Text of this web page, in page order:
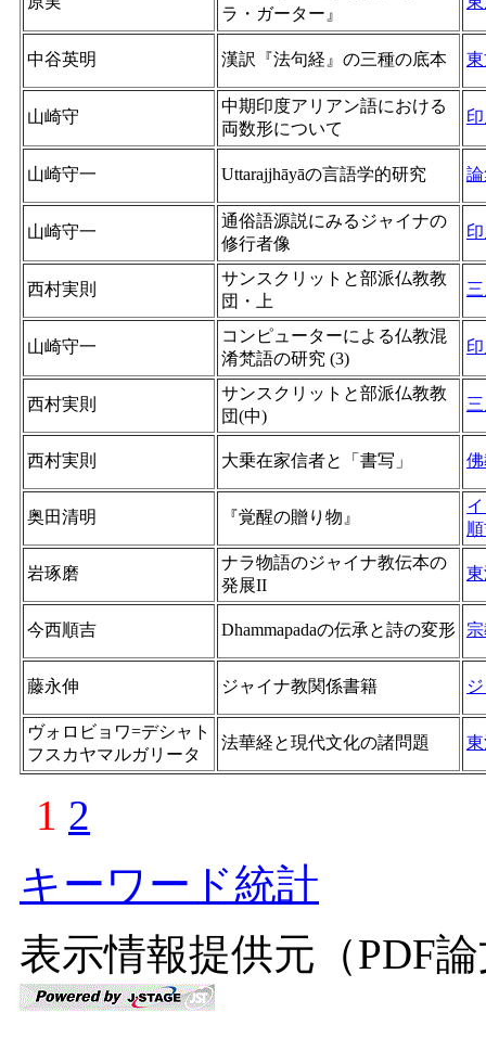
ラ・ガーター』
中谷英明 漢訳『法句経』の三種の底本
山崎守
中期印度アリアン語における
両数形について
山崎守一 Uttarajjhāyāの言語学的研究
山崎守一
通俗語源説にみるジャイナの
修行者像
西村実則
サンスクリットと部派仏教教
団・上
山崎守一
コンピューターによる仏教混
淆梵語の研究 (3)
西村実則
サンスクリットと部派仏教教
団(中)
西村実則 大乗在家信者と「書写」
奥田清明 『覚醒の贈り物』
岩琢磨
ナラ物語のジャイナ教伝本の
発展II
今西順吉 Dhammapadaの伝承と詩の変形
藤永伸 ジャイナ教関係書籍
ヴォロビョワ=デシャト
フスカヤマルガリータ
法華経と現代文化の諸問題
1 2
キーワード統計
表示情報提供元（PDF